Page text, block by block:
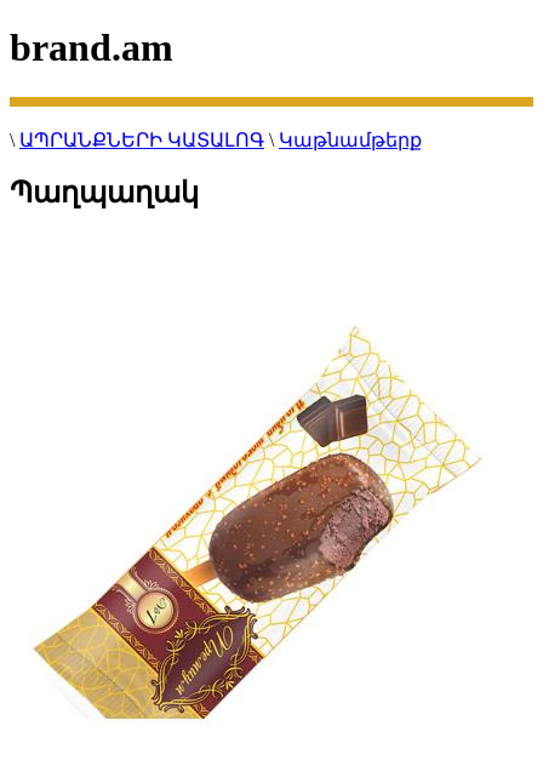
brand.am
\ ԱՊՐԱՆՔՆԵՐԻ ԿԱՏԱԼՈԳ \ Կաթնամթերք
Պաղպաղակ